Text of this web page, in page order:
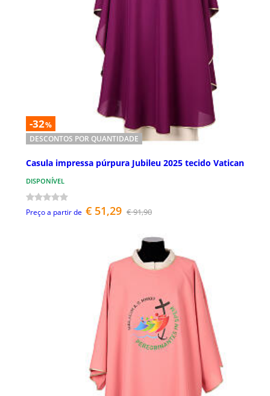
-32%
DESCONTOS POR QUANTIDADE
Casula impressa púrpura Jubileu 2025 tecido Vatican
DISPONÍVEL
Preço a partir de € 51,29 € 91,90